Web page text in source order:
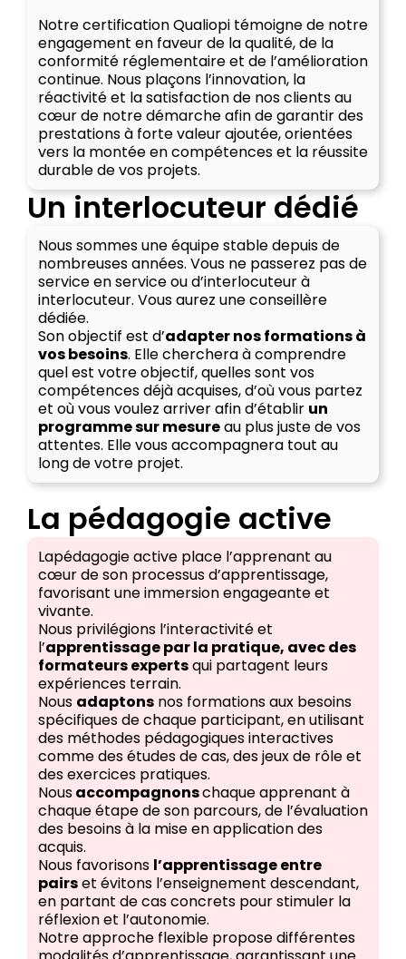
Notre certification Qualiopi témoigne de notre
engagement en faveur de la qualité, de la
conformité réglementaire et de l’amélioration
continue. Nous plaçons l’innovation, la
réactivité et la satisfaction de nos clients au
cœur de notre démarche afin de garantir des
prestations à forte valeur ajoutée, orientées
vers la montée en compétences et la réussite
durable de vos projets.
Un interlocuteur dédié
Nous sommes une équipe stable depuis de
nombreuses années. Vous ne passerez pas de
service en service ou d’interlocuteur à
interlocuteur. Vous aurez une conseillère
dédiée.
Son objectif est d’adapter nos formations à
vos besoins. Elle cherchera à comprendre
quel est votre objectif, quelles sont vos
compétences déjà acquises, d’où vous partez
et où vous voulez arriver afin d’établir un
programme sur mesureau plus juste de vos
attentes. Elle vous accompagnera tout au
long de votre projet.
La pédagogie active
Lapédagogie active place l’apprenant au
cœur de son processus d’apprentissage,
favorisant une immersion engageante et
vivante.
Nous privilégions l’interactivité et
l’apprentissage par la pratique, avec des
formateurs expertsqui partagent leurs
expériences terrain.
Nous adaptonsnos formations aux besoins
spécifiques de chaque participant, en utilisant
des méthodes pédagogiques interactives
comme des études de cas, des jeux de rôle et
des exercices pratiques.
Nousaccompagnonschaque apprenant à
chaque étape de son parcours, de l’évaluation
des besoins à la mise en application des
acquis.
Nous favorisons l’apprentissage entre
pairset évitons l’enseignement descendant,
en partant de cas concrets pour stimuler la
réflexion et l’autonomie.
Notre approche flexible propose différentes